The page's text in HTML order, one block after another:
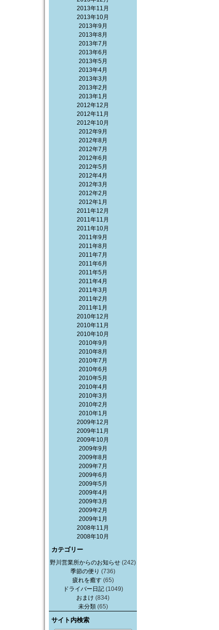
2013年11月
2013年10月
2013年9月
2013年8月
2013年7月
2013年6月
2013年5月
2013年4月
2013年3月
2013年2月
2013年1月
2012年12月
2012年11月
2012年10月
2012年9月
2012年8月
2012年7月
2012年6月
2012年5月
2012年4月
2012年3月
2012年2月
2012年1月
2011年12月
2011年11月
2011年10月
2011年9月
2011年8月
2011年7月
2011年6月
2011年5月
2011年4月
2011年3月
2011年2月
2011年1月
2010年12月
2010年11月
2010年10月
2010年9月
2010年8月
2010年7月
2010年6月
2010年5月
2010年4月
2010年3月
2010年2月
2010年1月
2009年12月
2009年11月
2009年10月
2009年9月
2009年8月
2009年7月
2009年6月
2009年5月
2009年4月
2009年3月
2009年2月
2009年1月
2008年11月
2008年10月
カテゴリー
野川営業所からのお知らせ (242)
季節の便り (736)
疲れを癒す(65)
ドライバー日記(1049)
おまけ (834)
未分類(65)
サイト内検索